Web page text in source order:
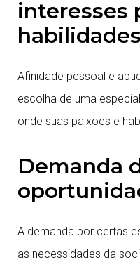
interesses
habilidades
Afinidade pessoal e
escolha de uma
onde suas paixões e
Demanda
A demanda por certas
as necessidades da